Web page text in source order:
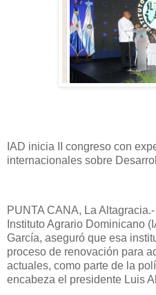
IAD inicia II congreso con
internacionales sobre
PUNTA CANA, La
Instituto Agrario Dominicano
García, aseguró que esa
proceso de renovación para
actuales, como parte de la
encabeza el presidente Luis